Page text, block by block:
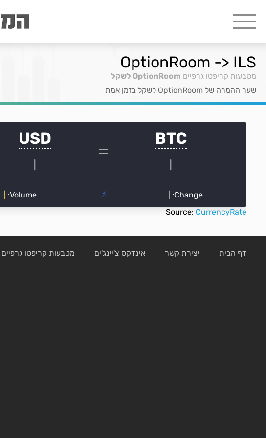
OptionRoom -> ILS
מטבעות קריפטו גרפיים OptionRoom לשקל
שער ההמרה של OptionRoom לשקל בזמן אמת
Source: CurrencyRate
דף הבית יצירת קשר אינדקס צ'יינג'ים מטבעות קריפטו גרפיים